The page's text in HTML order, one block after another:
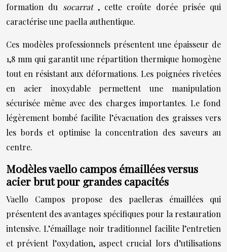
formation du socarrat , cette croûte dorée prisée qui
caractérise une paella authentique.
Ces modèles professionnels présentent une épaisseur de
1,8 mm qui garantit une répartition thermique homogène
tout en résistant aux déformations. Les poignées rivetées
en acier inoxydable permettent une manipulation
sécurisée même avec des charges importantes. Le fond
légèrement bombé facilite l’évacuation des graisses vers
les bords et optimise la concentration des saveurs au
centre.
Modèles vaello campos émaillées versus
acier brut pour grandes capacités
Vaello Campos propose des paelleras émaillées qui
présentent des avantages spécifiques pour la restauration
intensive. L’émaillage noir traditionnel facilite l’entretien
et prévient l’oxydation, aspect crucial lors d’utilisations